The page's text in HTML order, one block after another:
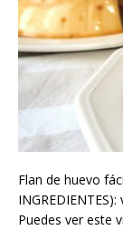
Flan de huevo
Puedes ver este